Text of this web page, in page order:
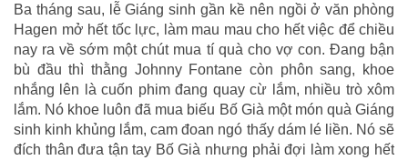
Ba tháng sau, lễ Giáng sinh gần kề nên ngồi ở văn phòng
Hagen mở hết tốc lực, làm mau mau cho hết việc để chiều
nay ra về sớm một chút mua tí quà cho vợ con. Đang bận
bù đầu thì thằng Johnny Fontane còn phôn sang, khoe
nhắng lên là cuốn phim đang quay cừ lắm, nhiều trò xôm
lắm. Nó khoe luôn đã mua biếu Bố Già một món quà Giáng
sinh kinh khủng lắm, cam đoan ngó thấy dám lé liền. Nó sẽ
đích thân đưa tận tay Bố Già nhưng phải đợi làm xong hết